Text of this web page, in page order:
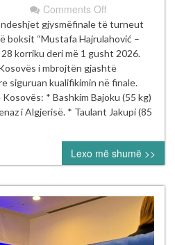
Comments Offon
Taulant
Jakupi
dhe
Riad
Isufi
sigurojnë
finalen
Turneun
Ndërkombëtar
“Mustafa
Hajrulahović
–
ndeshjet gjysmëfinale të turneut
boksit “Mustafa Hajrulahović –
28 korriku deri më 1 gusht 2026.
i mbrojtën gjashtë
siguruan kualifikimin në finale.
* Bashkim Bajoku (55 kg)
i Algjerisë. * Taulant Jakupi (85
Lexo më shumë >>